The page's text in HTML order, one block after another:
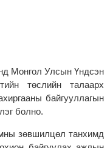
Монгол Улсын Үндсэн
төслийн талаарх
байгууллагын
болно.
зөвшилцөл танхимд